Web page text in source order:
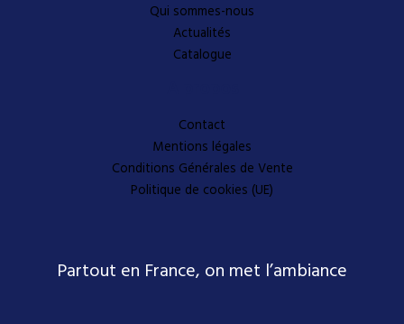
Qui sommes-nous
Actualités
Catalogue
Contact
Mentions légales
Conditions Générales de Vente
Politique de cookies (UE)
Partout en France, on met l’ambiance